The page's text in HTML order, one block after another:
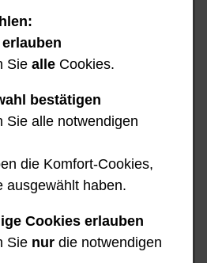
Sie alle Cookies.
bestätigen
Sie alle notwendigen
die Komfort-Cookies,
ausgewählt haben.
Cookies erlauben
Sie nur die notwendigen
sich auf
Seite